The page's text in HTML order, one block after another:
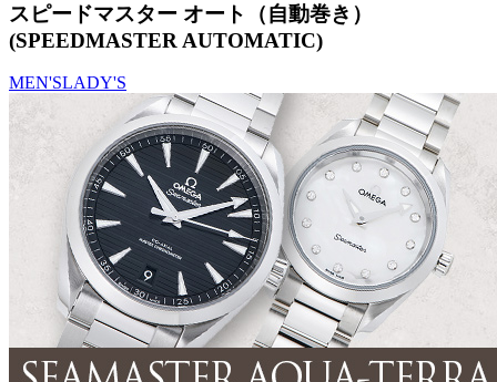
スピードマスター オート（自動巻き）
(SPEEDMASTER AUTOMATIC)
MEN'SLADY'S